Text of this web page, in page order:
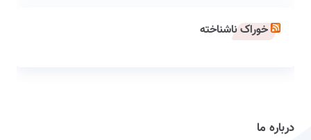
خوراک ناشناخته
درباره ما